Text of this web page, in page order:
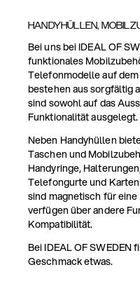
HANDYHÜLLEN,
Bei uns bei IDEAL OF
funktionales
Telefonmodelle auf
bestehen aus sorgfältig
sind sowohl auf das
Funktionalität ausgelegt.
Neben Handyhüllen
Taschen und
Handyringe,
Telefongurte und
sind magnetisch für
verfügen über andere
Kompatibilität.
Bei IDEAL OF SWEDEN
Geschmack etwas.